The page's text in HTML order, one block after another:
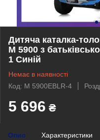
Дитяча каталка-
M 5900 з
1 Синій
Немає в наявності
Код: M 5900EBLR-4
5 696 ₴
Опис Характеристики